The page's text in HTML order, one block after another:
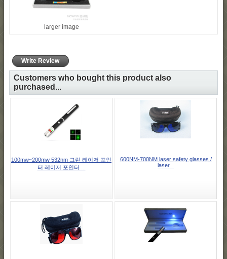
larger image
Write Review
Customers who bought this product also
purchased...
100mw~200mw 532nm 그린 레이저 포인
터 레이저 포인터 ...
600NM-700NM laser safety glasses /
laser...